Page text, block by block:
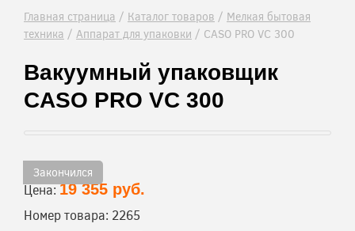
Главная страница / Каталог товаров / Мелкая бытовая
техника / Аппарат для упаковки / CASO PRO VC 300
Вакуумный упаковщик
CASO PRO VC 300
Закончился
Цена:19 355 руб.
Номер товара: 2265